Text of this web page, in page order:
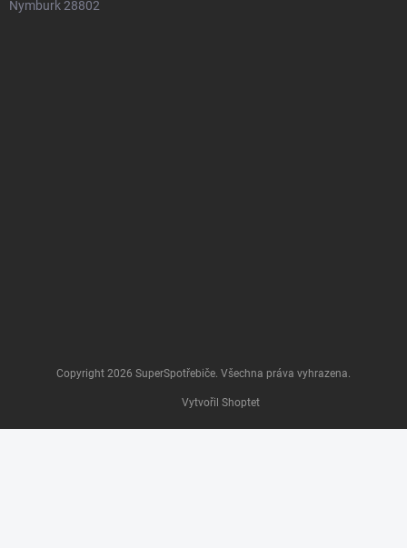
Nymburk 28802
Vytvořil Shoptet
Copyright 2026 SuperSpotřebiče. Všechna práva vyhrazena.